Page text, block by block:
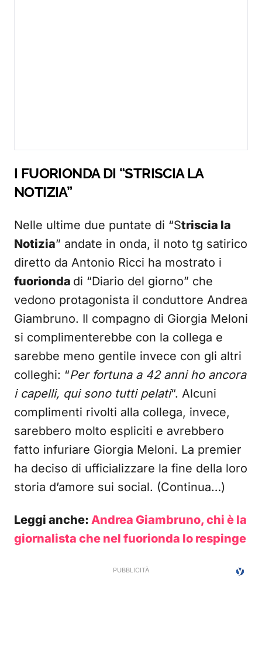
I FUORIONDA DI “STRISCIA LA
NOTIZIA”
Nelle ultime due puntate di “Striscia la
Notizia” andate in onda, il noto tg satirico
diretto da Antonio Ricci ha mostrato i
fuorionda di “Diario del giorno” che
vedono protagonista il conduttore Andrea
Giambruno. Il compagno di Giorgia Meloni
si complimenterebbe con la collega e
sarebbe meno gentile invece con gli altri
colleghi: “Per fortuna a 42 anni ho ancora
i capelli, qui sono tutti pelati“. Alcuni
complimenti rivolti alla collega, invece,
sarebbero molto espliciti e avrebbero
fatto infuriare Giorgia Meloni. La premier
ha deciso di ufficializzare la fine della loro
storia d’amore sui social. (Continua…)
Leggi anche: Andrea Giambruno, chi è la
giornalista che nel fuorionda lo respinge